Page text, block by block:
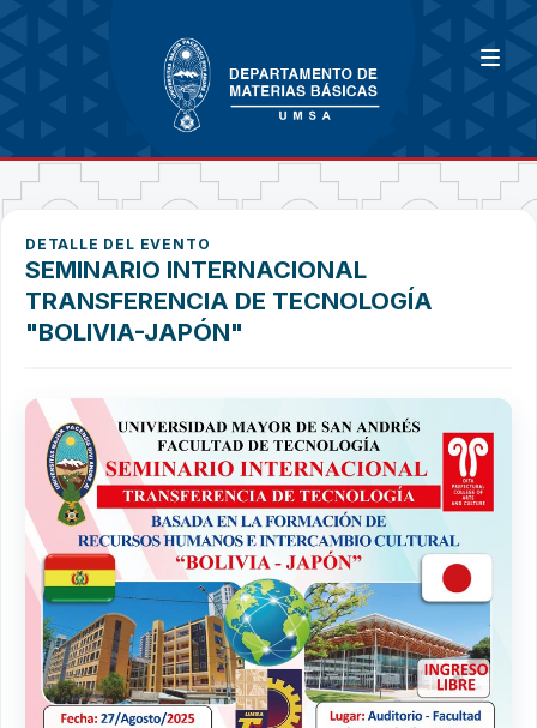
DETALLE DEL EVENTO
SEMINARIO INTERNACIONAL
TRANSFERENCIA DE TECNOLOGÍA
"BOLIVIA-JAPÓN"